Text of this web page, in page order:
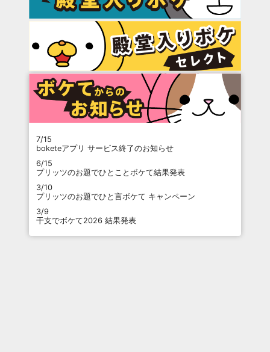
7/15
boketeアプリ サービス終了のお知らせ
6/15
プリッツのお題でひとことボケて結果発表
3/10
プリッツのお題でひと言ボケて キャンペーン
3/9
干支でボケて2026 結果発表